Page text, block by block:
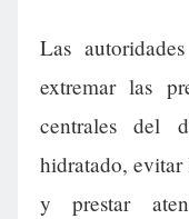
Las
extremar las
centrales del
hidratado,
y prestar